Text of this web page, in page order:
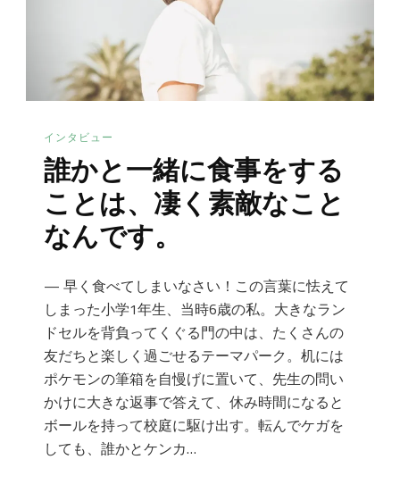
ー
を
て
い
く
索
す
る
地
域
コ
インタビュー
誰かと一緒に食事をする
ことは、凄く素敵なこと
なんです。
— 早く食べてしまいなさい！この言葉に怯えて
しまった小学1年生、当時6歳の私。大きなラン
ドセルを背負ってくぐる門の中は、たくさんの
友だちと楽しく過ごせるテーマパーク。机には
ポケモンの筆箱を自慢げに置いて、先生の問い
かけに大きな返事で答えて、休み時間になると
ボールを持って校庭に駆け出す。転んでケガを
しても、誰かとケンカ…